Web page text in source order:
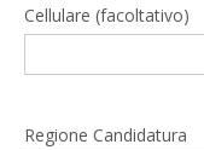
Cellulare (facoltativo)
Regione Candidatura